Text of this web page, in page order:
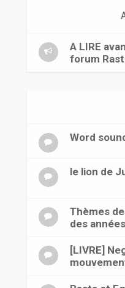
A LIRE
forum
Word
le lion de
Thèmes
des
[LIVRE]